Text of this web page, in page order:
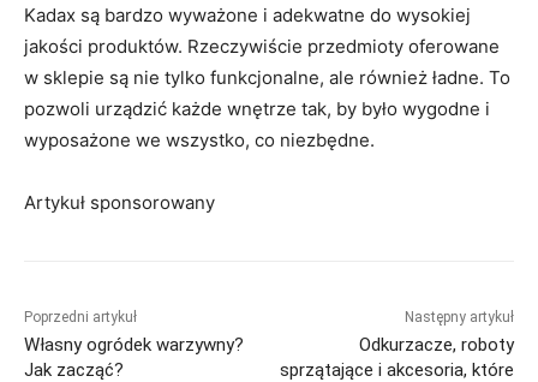
Kadax są bardzo wyważone i adekwatne do wysokiej
jakości produktów. Rzeczywiście przedmioty oferowane
w sklepie są nie tylko funkcjonalne, ale również ładne. To
pozwoli urządzić każde wnętrze tak, by było wygodne i
wyposażone we wszystko, co niezbędne.
Artykuł sponsorowany
Poprzedni artykuł
Własny ogródek warzywny?
Jak zacząć?
Następny artykuł
Odkurzacze, roboty
sprzątające i akcesoria, które